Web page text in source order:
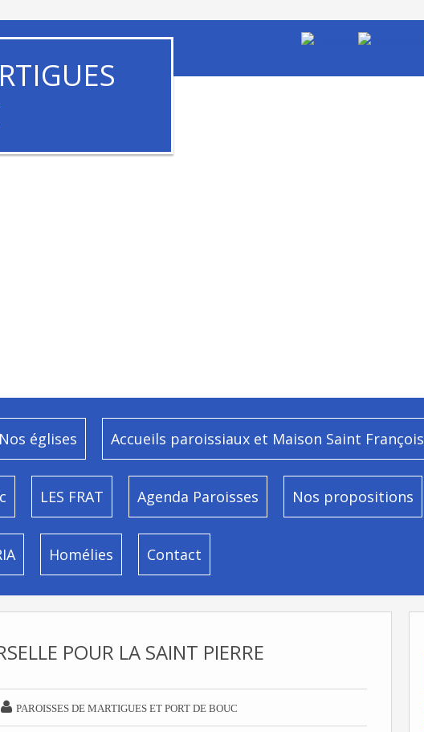
Nos églises Accueils paroissiaux et Maison Saint François
LES FRAT Agenda Paroisses Nos propositions
Homélies Contact
POUR LA SAINT PIERRE
 PAROISSES DE MARTIGUES ET PORT DE BOUC